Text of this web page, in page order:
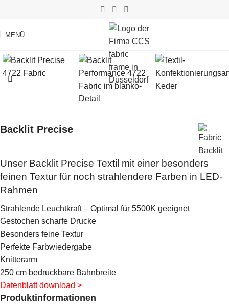
MENÜ
Backlit Precise
Unser Backlit Precise Textil mit einer besonders
feinen Textur für noch strahlendere Farben in LED-
Rahmen
Strahlende Leuchtkraft – Optimal für 5500K geeignet
Gestochen scharfe Drucke
Besonders feine Textur
Perfekte Farbwiedergabe
Knitterarm
250 cm bedruckbare Bahnbreite
Datenblatt download >
Produktinformationen